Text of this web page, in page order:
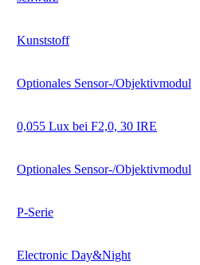
Kunststoff
Optionales Sensor-/Objektivmodul
0,055 Lux bei F2,0, 30 IRE
Optionales Sensor-/Objektivmodul
P-Serie
Electronic Day&Night